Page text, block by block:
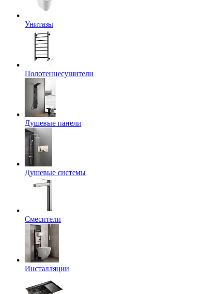
Унитазы
Полотенцесушители
Душевые панели
Душевые системы
Смесители
Инсталляции